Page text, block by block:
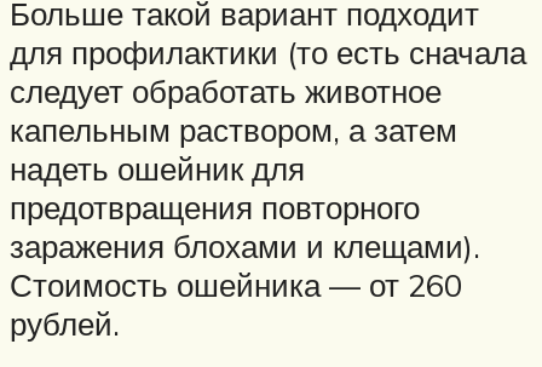
Больше такой вариант подходит
для профилактики (то есть сначала
следует обработать животное
капельным раствором, а затем
надеть ошейник для
предотвращения повторного
заражения блохами и клещами).
Стоимость ошейника — от 260
рублей.